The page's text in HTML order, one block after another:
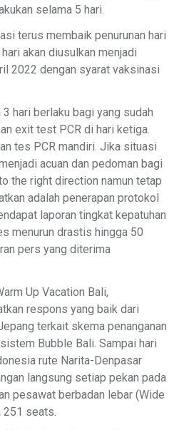
selama 5 hari.
terus membaik penurunan hari
akan diusulkan menjadi
2022 dengan syarat vaksinasi
3 hari berlaku bagi yang sudah
exit test PCR di hari ketiga.
tes PCR mandiri. Jika situasi
acuan dan pedoman bagi
the right direction namun tetap
adalah penerapan protokol
laporan tingkat kepatuhan
menurun drastis hingga 50
pers yang diterima
Up Vacation Bali,
respons yang baik dari
terkait skema penanganan
Bubble Bali. Sampai hari
rute Narita-Denpasar
langsung setiap pekan pada
pesawat berbadan lebar (Wide
seats.